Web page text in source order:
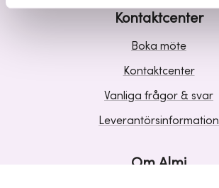
Kontaktcenter
Boka möte
Kontaktcenter
Vanliga frågor & svar
Leverantörsinformation
Om Almi